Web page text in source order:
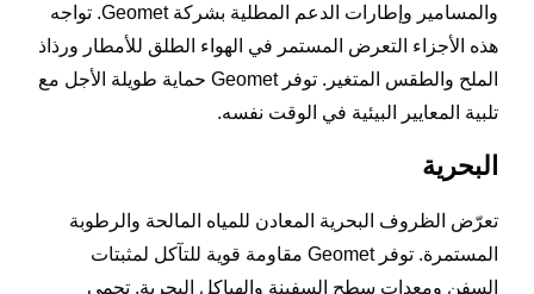
والمسامير وإطارات الدعم المطلية بشركة Geomet. تواجه
هذه الأجزاء التعرض المستمر في الهواء الطلق للأمطار ورذاذ
الملح والطقس المتغير. توفر Geomet حماية طويلة الأجل مع
تلبية المعايير البيئية في الوقت نفسه.
البحرية
تعرّض الظروف البحرية المعادن للمياه المالحة والرطوبة
المستمرة. توفر Geomet مقاومة قوية للتآكل لمثبتات
السفن ومعدات سطح السفينة والهياكل البحرية. تحمي